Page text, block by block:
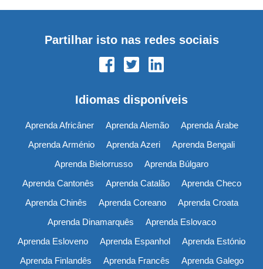
Partilhar isto nas redes sociais
Idiomas disponíveis
Aprenda Africâner Aprenda Alemão
Aprenda Árabe
Aprenda Arménio
Aprenda Azeri
Aprenda Bengali
Aprenda Bielorrusso
Aprenda Búlgaro
Aprenda Cantonês
Aprenda Catalão
Aprenda Checo
Aprenda Chinês
Aprenda Coreano
Aprenda Croata
Aprenda Dinamarquês
Aprenda Eslovaco
Aprenda Esloveno
Aprenda Espanhol
Aprenda Estónio
Aprenda Finlandês
Aprenda Francês
Aprenda Galego